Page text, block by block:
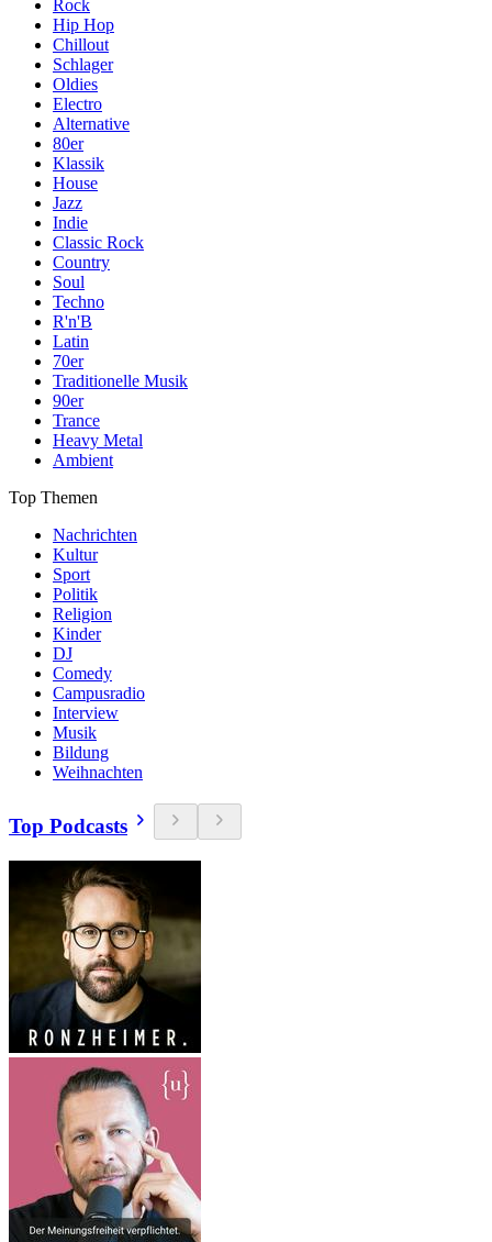
Rock
Hip Hop
Chillout
Schlager
Oldies
Electro
Alternative
80er
Klassik
House
Jazz
Indie
Classic Rock
Country
Soul
Techno
R'n'B
Latin
70er
Traditionelle Musik
90er
Trance
Heavy Metal
Ambient
Top Themen
Nachrichten
Kultur
Sport
Politik
Religion
Kinder
DJ
Comedy
Campusradio
Interview
Musik
Bildung
Weihnachten
Top Podcasts